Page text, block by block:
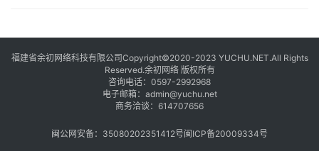
福建省余初网络科技有限公司Copyright©2020-2023 YUCHU.NET.All Rights
Reserved.余初网络 版权所有
咨询电话： 0597-2992968
电子邮箱： admin@yuchu.net
商务洽谈： 614707656
闽公网安备：35080202351412号闽ICP备20009334号